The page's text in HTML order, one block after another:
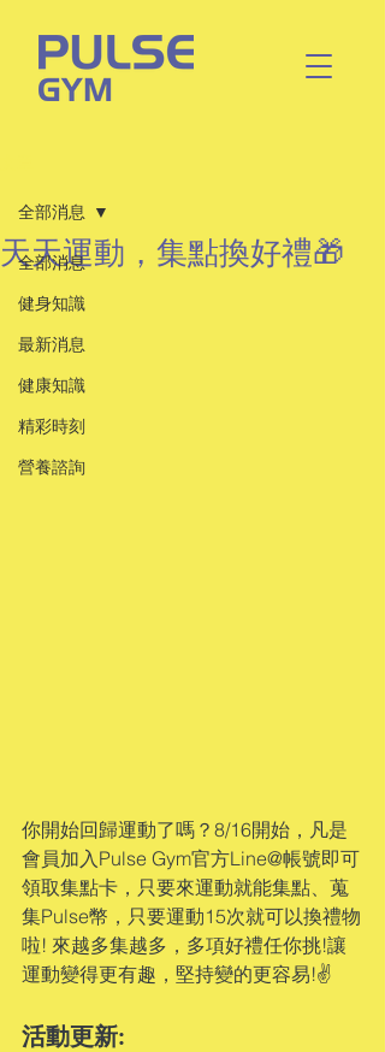
全部消息
健身知識
最新消息
健康知識
精彩時刻
營養諮詢
全部消息
天天運動，集點換好禮🎁
你開始回歸運動了嗎？8/16開始，凡是
會員加入Pulse Gym官方Line@帳號即可
領取集點卡，只要來運動就能集點、蒐
集Pulse幣，只要運動15次就可以換禮物
啦! 來越多集越多，多項好禮任你挑!讓
運動變得更有趣，堅持變的更容易!✌️
活動更新: